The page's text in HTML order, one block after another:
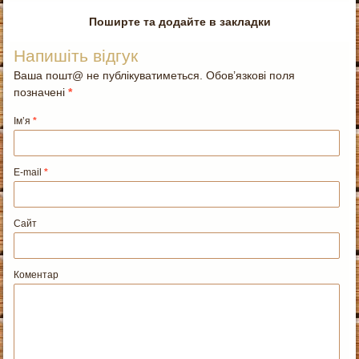
Поширте та додайте в закладки
Напишіть відгук
Ваша пошт@ не публікуватиметься. Обов’язкові поля
позначені*
Ім’я*
E-mail*
Сайт
Коментар